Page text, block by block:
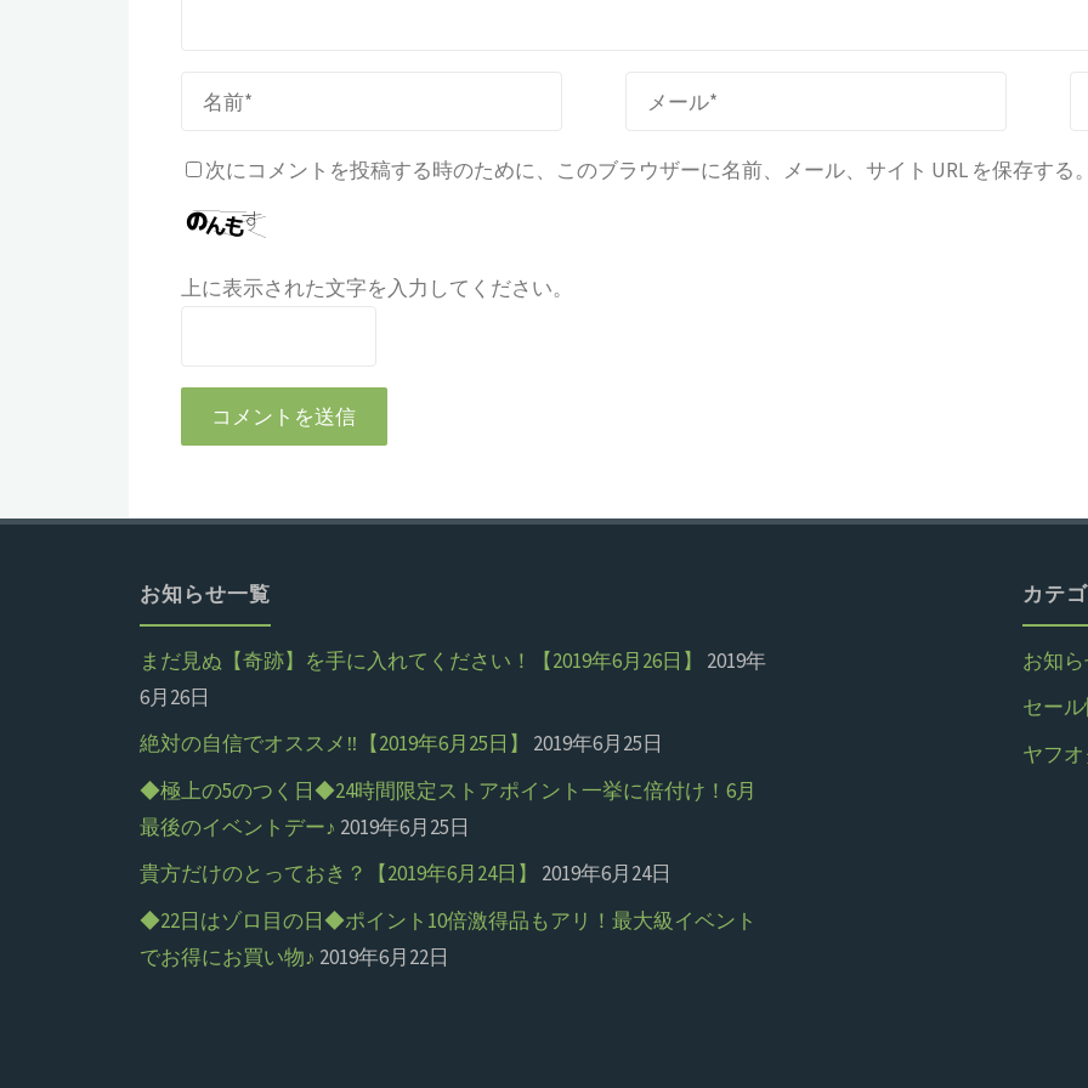
次にコメントを投稿する時のために、このブラウザーに名前、メール、サイト URL を保存する
上に表示された文字を入力してください。
お知らせ一覧
まだ見ぬ【奇跡】を手に入れてください！【2019年6月26日】
2019年
6月26日
絶対の自信でオススメ‼【2019年6月25日】
2019年6月25日
◆極上の5のつく日◆24時間限定ストアポイント一挙に倍付け！6月
最後のイベントデー♪ 2019年6月25日
貴方だけのとっておき？【2019年6月24日】
2019年6月24日
◆22日はゾロ目の日◆ポイント10倍激得品もアリ！最大級イベント
でお得にお買い物♪ 2019年6月22日
カテ
お知
セー
ヤフ